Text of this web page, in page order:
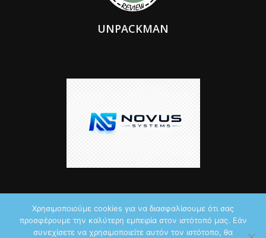
UNPACKMAN
© 2026 by iTechNews.gr
Χρησιμοποιούμε cookies για να διασφαλίσουμε ότι σας
προσφέρουμε την καλύτερη εμπειρία στον ιστότοπό μας. Εάν
συνεχίσετε να χρησιμοποιείτε αυτόν τον ιστότοπο, θα